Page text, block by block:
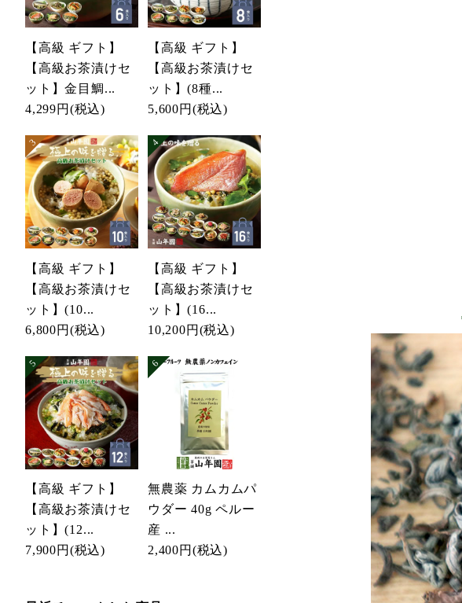
【高級 ギフト】
【高級お茶漬けセ
ット】金目鯛...
4,299円 (税込)
【高級 ギフト】
【高級お茶漬けセ
ット】(8種...
5,600円 (税込)
【高級 ギフト】
【高級お茶漬けセ
ット】(10...
6,800円 (税込)
【高級 ギフト】
【高級お茶漬けセ
ット】(16...
10,200円 (税込)
【高級 ギフト】
【高級お茶漬けセ
ット】(12...
7,900円 (税込)
無農薬 カムカムパ
ウダー 40g ペルー
産 ...
2,400円 (税込)